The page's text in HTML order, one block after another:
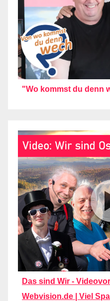
"Wo kommst du denn
Das sind Wir -
Webvision.de | Viel